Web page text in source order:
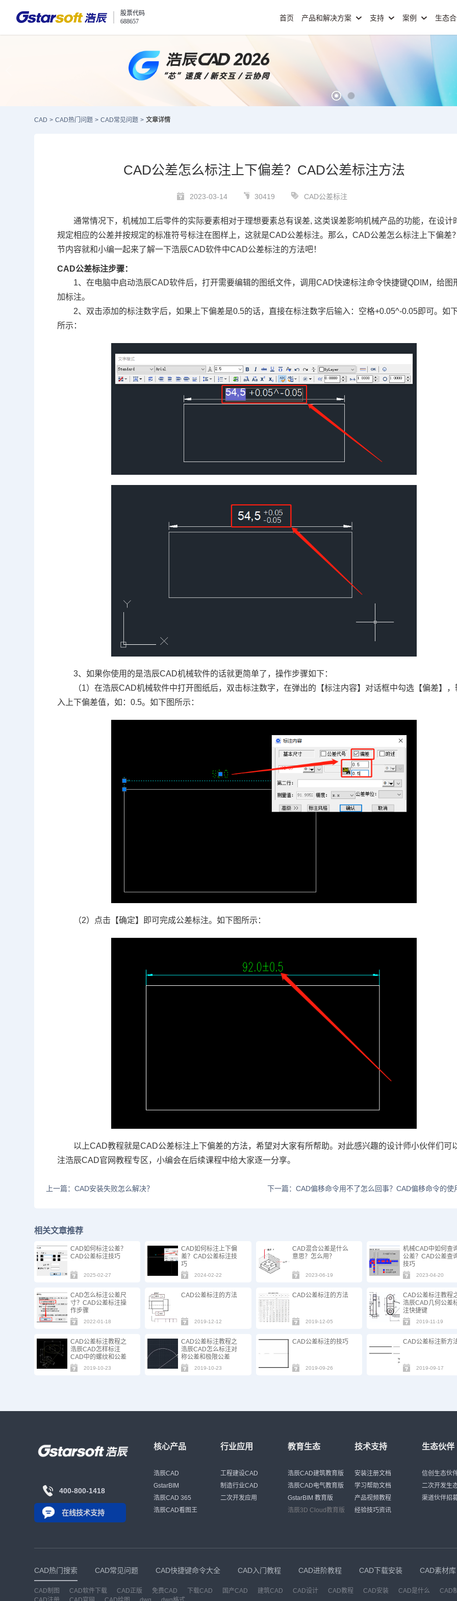
股票代码
688657
首页 产品和解决方案 支持 案例 生态
CAD > CAD热门问题 > CAD常见问题 > 文章详情
CAD公差怎么标注上下偏差？CAD公差标注方法
2023-03-14 30419 CAD公差标注
通常情况下，机械加工后零件的实际要素相对于理想要素总有误差, 这类误差影响机械产品的功能，在设计
规定相应的公差并按规定的标准符号标注在图样上，这就是CAD公差标注。那么，CAD公差怎么标注上下偏差
节内容就和小编一起来了解一下浩辰CAD软件中CAD公差标注的方法吧！
CAD公差标注步骤：
1、在电脑中启动浩辰CAD软件后，打开需要编辑的图纸文件，调用CAD快速标注命令快捷键QDIM，给图
加标注。
2、双击添加的标注数字后，如果上下偏差是0.5的话，直接在标注数字后输入：空格+0.05^-0.05即可。如
所示：
3、如果你使用的是浩辰CAD机械软件的话就更简单了，操作步骤如下：
（1）在浩辰CAD机械软件中打开图纸后，双击标注数字，在弹出的【标注内容】对话框中勾选【偏差】，
入上下偏差值，如：0.5。如下图所示：
（2）点击【确定】即可完成公差标注。如下图所示：
以上CAD教程就是CAD公差标注上下偏差的方法，希望对大家有所帮助。对此感兴趣的设计师小伙伴们可
注浩辰CAD官网教程专区，小编会在后续课程中给大家逐一分享。
上一篇：CAD安装失败怎么解决？ 下一篇：CAD偏移命令用不了怎么回事？CAD偏移命令的使
相关文章推荐
CAD如何标注公差？
CAD公差标注技巧
2025-02-27
CAD如何标注上下偏
差？CAD公差标注技
巧
2024-02-22
CAD混合公差是什么
意思？怎么用？
2023-06-19
机械CAD中如何查
公差？CAD公差查
技巧
2023-04-20
CAD怎么标注公差尺
寸？CAD公差标注操
作步骤
2022-01-18
CAD公差标注的方法
2019-12-12
CAD公差标注的方法
2019-12-05
CAD公差标注教程
浩辰CAD几何公差
注快捷键
2019-11-19
CAD公差标注教程之
浩辰CAD怎样标注
CAD中的螺纹和公差
2019-10-23
CAD公差标注教程之
浩辰CAD怎么标注对
称公差和极限公差
2019-10-23
CAD公差标注的技巧
2019-09-26
CAD公差标注新方
2019-09-17
400-800-1418
在线技术支持
核心产品
浩辰CAD
GstarBIM
浩辰CAD 365
浩辰CAD看图王
行业应用
工程建设CAD
制造行业CAD
二次开发应用
教育生态
浩辰CAD建筑教育版
浩辰CAD电气教育版
GstarBIM 教育版
浩辰3D Cloud教育版
技术支持
安装注册文档
学习帮助文档
产品视频教程
经验技巧资讯
生态伙伴
信创生态伙
二次开发生
渠道伙伴招
CAD热门搜索 CAD常见问题 CAD快捷键命令大全 CAD入门教程 CAD进阶教程 CAD下载安装 CAD素材库
CAD制图 CAD软件下载 CAD正版 免费CAD 下载CAD 国产CAD 建筑CAD CAD设计 CAD教程 CAD安装 CAD是什么
CAD